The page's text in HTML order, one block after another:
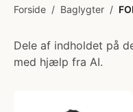
Forside / Baglygter /
Dele af indholdet på
med hjælp fra AI.